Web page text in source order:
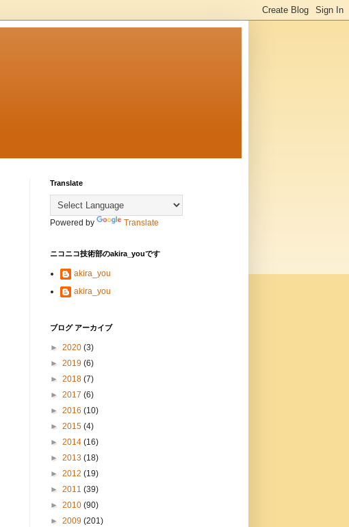
Translate
Powered by Translate
ニコニコ技術部のakira_youです
akira_you
akira_you
ブログ アーカイブ
► 2020 (3)
► 2019 (6)
► 2018 (7)
► 2017 (6)
► 2016 (10)
► 2015 (4)
► 2014 (16)
► 2013 (18)
► 2012 (19)
► 2011 (39)
► 2010 (90)
► 2009 (201)